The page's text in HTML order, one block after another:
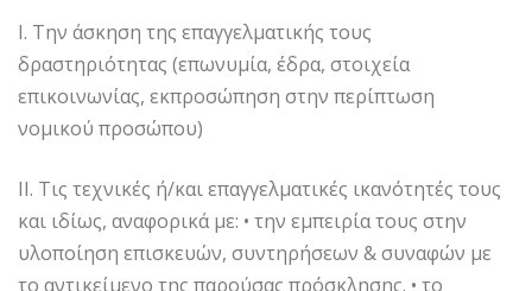
Ι. Την άσκηση της επαγγελματικής τους
δραστηριότητας (επωνυμία, έδρα, στοιχεία
επικοινωνίας, εκπροσώπηση στην περίπτωση
νομικού προσώπου)
ΙΙ. Τις τεχνικές ή/και επαγγελματικές ικανότητές τους
και ιδίως, αναφορικά με: • την εμπειρία τους στην
υλοποίηση επισκευών, συντηρήσεων & συναφών με
το αντικείμενο της παρούσας πρόσκλησης. • το